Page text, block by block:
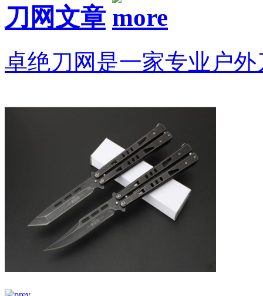
刀网文章
卓绝刀网是一家专业户